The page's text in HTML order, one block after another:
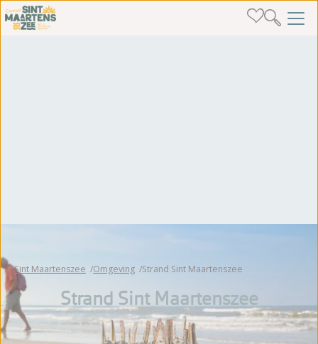
Sint Maartenszee Omgeving Strand Sint Maartenszee
Strand Sint Maartenszee